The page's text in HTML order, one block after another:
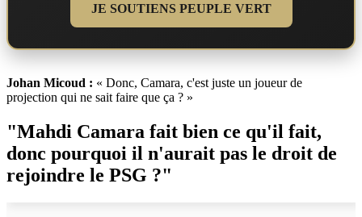
JE SOUTIENS PEUPLE VERT
Johan Micoud : « Donc, Camara, c'est juste un joueur de
projection qui ne sait faire que ça ? »
"Mahdi Camara fait bien ce qu'il fait,
donc pourquoi il n'aurait pas le droit de
rejoindre le PSG ?"